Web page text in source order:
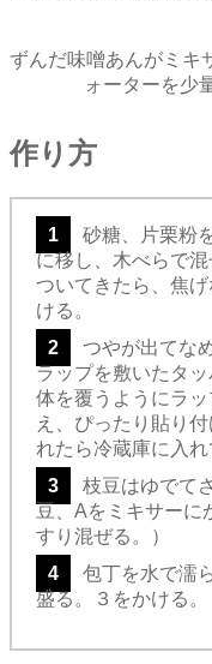
ずんだ味噌あんがミキ
ォーターを少
作り方
1
砂糖、片栗粉
に移し、木べらで
ついてきたら、焦
ける。
2
つやが出てな
ラップを敷いたタ
体を覆うようにラ
え、ぴったり貼り
れたら冷蔵庫に入れ
3
枝豆はゆでて
豆、Aをミキサーに
すり混ぜる。）
4
包丁を水で濡
盛る。３をかける。